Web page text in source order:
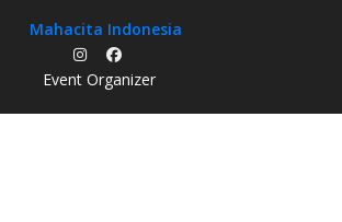
Event Organizer